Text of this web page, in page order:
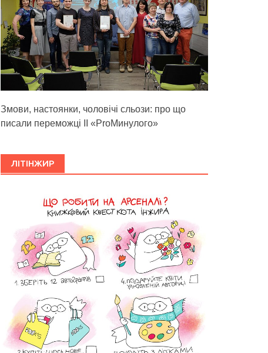
Змови, настоянки, чоловічі сльози: про що
писали переможці ІІ «ProМинулого»
ЛІТІНЖИР